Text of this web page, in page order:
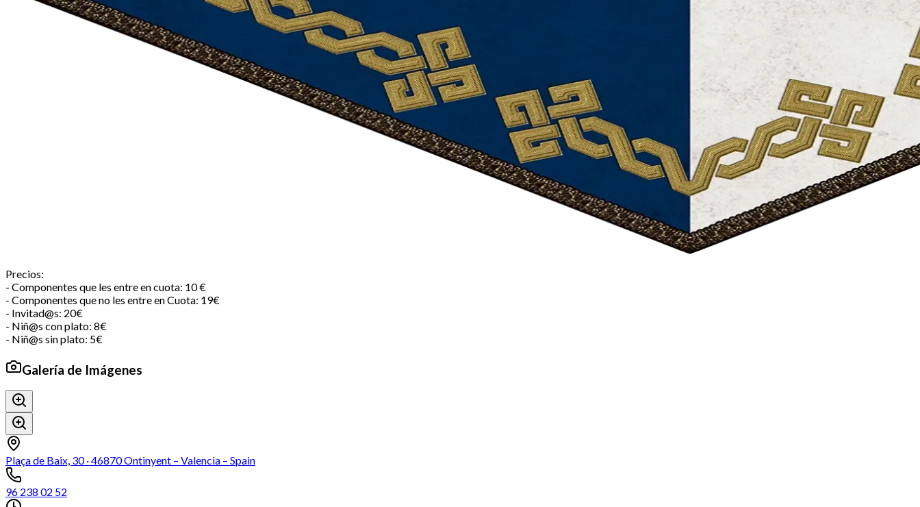
Precios:
- Componentes que les entre en cuota: 10 €
- Componentes que no les entre en Cuota: 19€
- Invitad@s: 20€
- Niñ@s con plato: 8€
- Niñ@s sin plato: 5€
Galería de Imágenes
Plaça de Baix, 30 · 46870 Ontinyent – Valencia – Spain
96 238 02 52